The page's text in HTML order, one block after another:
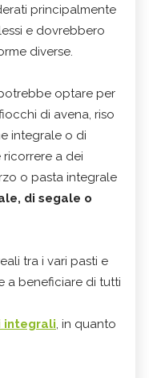
principalmente
e dovrebbero
diverse.
optare per
di avena, riso
integrale o di
a dei
o pasta integrale
di segale o
tra i vari pasti e
a beneficiare di tutti
integrali, in quanto